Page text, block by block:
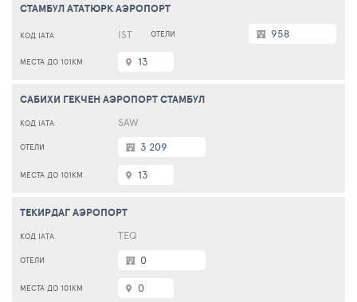
СТАМБУЛ АТАТЮРК АЭРОПОРТ
IST
958
13
САБИХИ ГЕКЧЕН АЭРОПОРТ СТАМБУЛ
SAW
3 209
13
ТЕКИРДАГ АЭРОПОРТ
TEQ
0
0